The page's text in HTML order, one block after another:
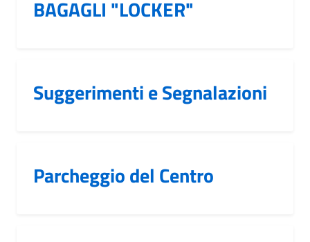
BAGAGLI "LOCKER"
Suggerimenti e Segnalazioni
Parcheggio del Centro